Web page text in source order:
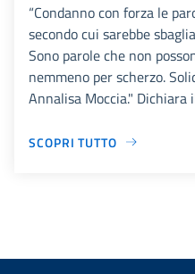
“Condanno con forza le
secondo cui sarebbe
Sono parole che non
nemmeno per scherzo.
Annalisa Moccia."
SCOPRI TUTTO